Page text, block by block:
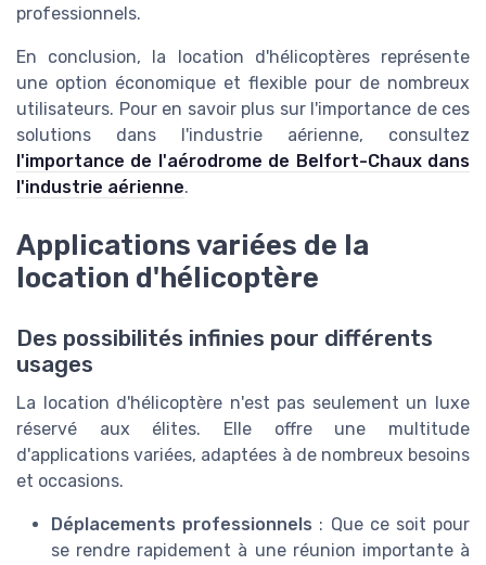
professionnels.
En conclusion, la location d'hélicoptères représente
une option économique et flexible pour de nombreux
utilisateurs. Pour en savoir plus sur l'importance de ces
solutions dans l'industrie aérienne, consultez
l'importance de l'aérodrome de Belfort-Chaux dans
l'industrie aérienne.
Applications variées de la
location d'hélicoptère
Des possibilités infinies pour différents
usages
La location d'hélicoptère n'est pas seulement un luxe
réservé aux élites. Elle offre une multitude
d'applications variées, adaptées à de nombreux besoins
et occasions.
Déplacements professionnels : Que ce soit pour
se rendre rapidement à une réunion importante à